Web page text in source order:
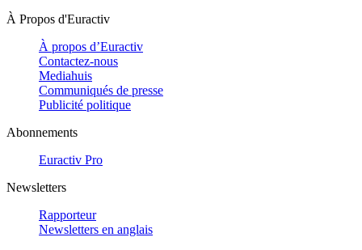
À Propos d'Euractiv
À propos d’Euractiv
Contactez-nous
Mediahuis
Communiqués de presse
Publicité politique
Abonnements
Euractiv Pro
Newsletters
Rapporteur
Newsletters en anglais